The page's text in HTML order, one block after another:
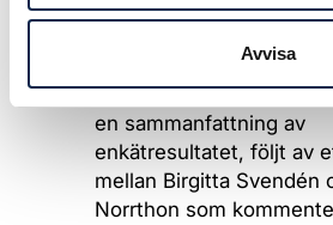
Avvisa
behålla fokus på frågan,
Simon Norrthon.
Under mötet
en sammanfattning av
enkätresultatet, följt av
mellan Birgitta Svendén
Norrthon som